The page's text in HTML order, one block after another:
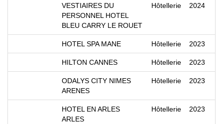
VESTIAIRES DU
PERSONNEL HOTEL
BLEU CARRY LE ROUET
Hôtellerie 2024
HOTEL SPA MANE Hôtellerie 2023
HILTON CANNES Hôtellerie 2023
ODALYS CITY NIMES
ARENES
Hôtellerie 2023
HOTEL EN ARLES
ARLES
Hôtellerie 2023